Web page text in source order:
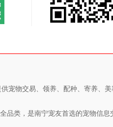
宠物交易、领养、配种、寄养、
品类，是南宁宠友首选的宠物信息